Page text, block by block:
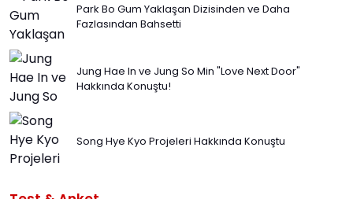
Park Bo Gum Yaklaşan Dizisinden ve Daha
Fazlasından Bahsetti
Jung Hae In ve Jung So Min "Love Next Door"
Hakkında Konuştu!
Song Hye Kyo Projeleri Hakkında Konuştu